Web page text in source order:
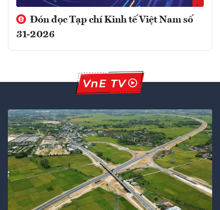
Đón đọc Tạp chí Kinh tế Việt Nam số
31-2026